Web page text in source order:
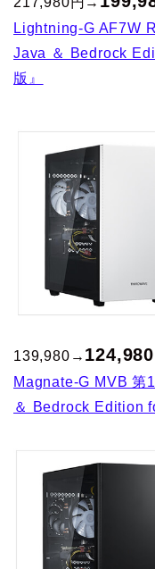
Lightning-G AF7W
Java ＆ Bedrock
版』
139,980→ 124,980
Magnate-G MVB 第
＆ Bedrock Edition